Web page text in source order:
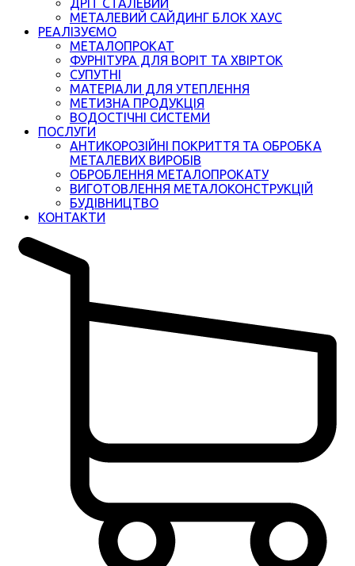
ДРІТ СТАЛЕВИЙ
МЕТАЛЕВИЙ САЙДИНГ БЛОК ХАУС
РЕАЛІЗУЄМО
МЕТАЛОПРОКАТ
ФУРНІТУРА ДЛЯ ВОРІТ ТА ХВІРТОК
СУПУТНІ
МАТЕРІАЛИ ДЛЯ УТЕПЛЕННЯ
МЕТИЗНА ПРОДУКЦІЯ
ВОДОСТІЧНІ СИСТЕМИ
ПОСЛУГИ
АНТИКОРОЗІЙНІ ПОКРИТТЯ ТА ОБРОБКА
МЕТАЛЕВИХ ВИРОБІВ
ОБРОБЛЕННЯ МЕТАЛОПРОКАТУ
ВИГОТОВЛЕННЯ МЕТАЛОКОНСТРУКЦІЙ
БУДІВНИЦТВО
КОНТАКТИ